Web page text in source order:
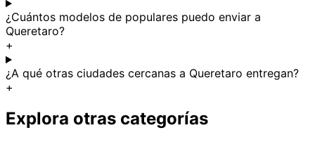
¿Cuántos modelos de populares puedo enviar a
Queretaro?
+
¿A qué otras ciudades cercanas a Queretaro entregan?
+
Explora otras categorías